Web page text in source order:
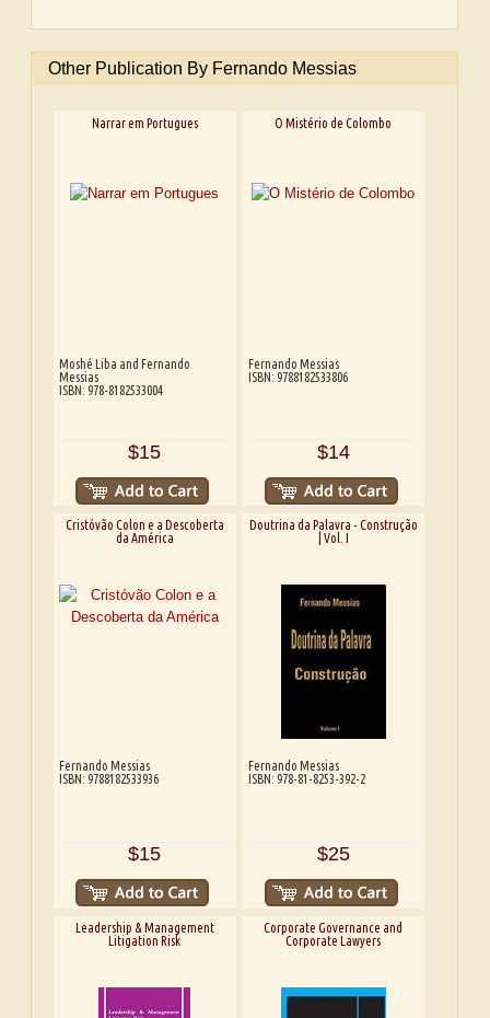
Other Publication By Fernando Messias
Narrar em Portugues
Moshé Liba and Fernando
Messias
ISBN: 978-8182533004
$15
O Mistério de Colombo
Fernando Messias
ISBN: 9788182533806
$14
Cristóvão Colon e a Descoberta
da América
Fernando Messias
ISBN: 9788182533936
$15
Doutrina da Palavra - Construção
| Vol. I
Fernando Messias
ISBN: 978-81-8253-392-2
$25
Leadership & Management
Litigation Risk
Corporate Governance and
Corporate Lawyers